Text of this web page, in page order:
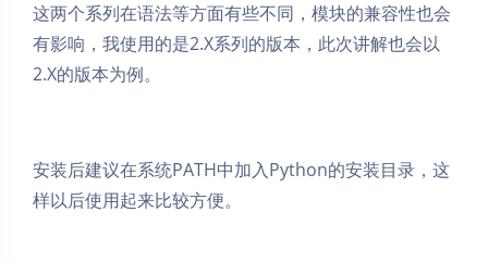
这两个系列在语法等方面有些不同，模块的兼容性也会
有影响，我使用的是2.X系列的版本，此次讲解也会以
2.X的版本为例。
安装后建议在系统PATH中加入Python的安装目录，这
样以后使用起来比较方便。